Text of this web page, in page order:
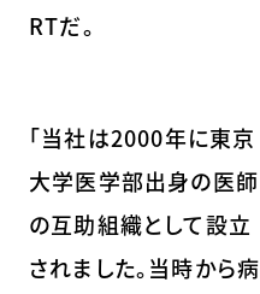
RTだ。
「当社は2000年に東京
大学医学部出身の医師
の互助組織として設立
されました。当時から病